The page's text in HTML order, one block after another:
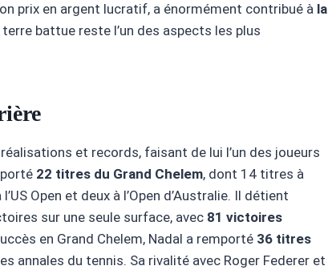
prix en argent lucratif, a énormément contribué à la
battue reste l’un des aspects les plus
et records, faisant de lui l’un des joueurs
22 titres du Grand Chelem, dont 14 titres à
Open et deux à l’Open d’Australie. Il détient
sur une seule surface, avec 81 victoires
en Grand Chelem, Nadal a remporté 36 titres
annales du tennis. Sa rivalité avec Roger Federer et